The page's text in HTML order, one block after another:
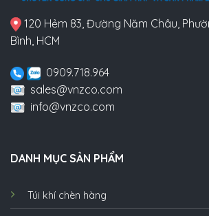
120 Hẻm 83, Đường Năm Châu,
Bình, HCM
0909.718.964
sales@vnzco.com
info@vnzco.com
DANH MỤC SẢN PHẨM
Túi khí chèn hàng